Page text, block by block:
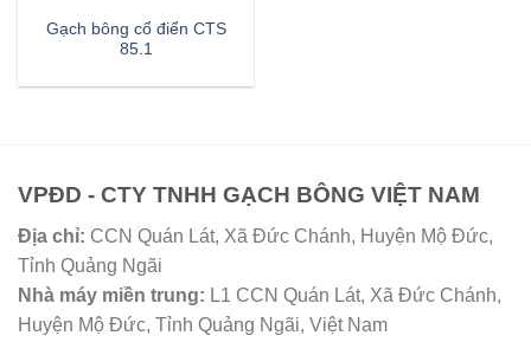
Gạch bông cổ điển CTS
85.1
VPĐD - CTY TNHH GẠCH BÔNG VIỆT NAM
Địa chỉ: CCN Quán Lát, Xã Đức Chánh, Huyện Mộ Đức,
Tỉnh Quảng Ngãi
Nhà máy miền trung: L1 CCN Quán Lát, Xã Đức Chánh,
Huyện Mộ Đức, Tỉnh Quảng Ngãi, Việt Nam